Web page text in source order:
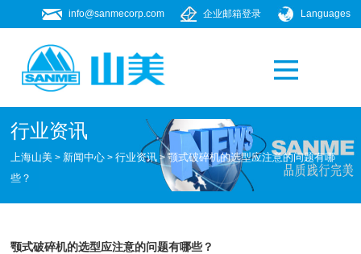
Languages
企业邮箱登录
info@sanmecorp.com
行业资讯
上海山美 > 新闻中心 >行业资讯 >颚式破碎机的选型应注意的问题有哪
些？
颚式破碎机的选型应注意的问题有哪些？